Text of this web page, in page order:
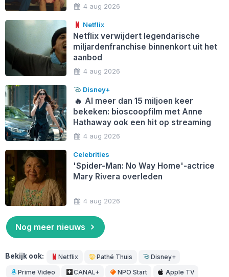
4 aug 2026
Netflix
Netflix verwijdert legendarische
miljardenfranchise binnenkort uit het
aanbod
4 aug 2026
Disney+
🔥 Al meer dan 15 miljoen keer
bekeken: bioscoopfilm met Anne
Hathaway ook een hit op streaming
4 aug 2026
Celebrities
'Spider-Man: No Way Home'-actrice
Mary Rivera overleden
4 aug 2026
Nog meer nieuws
Bekijk ook: Netflix Pathé Thuis Disney+
Prime Video CANAL+ NPO Start Apple TV